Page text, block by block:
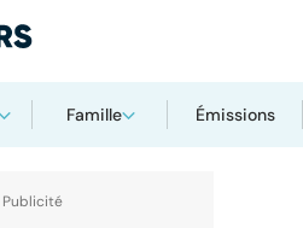
Famille Émissions